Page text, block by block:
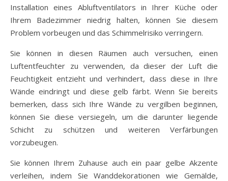
Installation eines Abluftventilators in Ihrer Küche oder
Ihrem Badezimmer niedrig halten, können Sie diesem
Problem vorbeugen und das Schimmelrisiko verringern.
Sie können in diesen Räumen auch versuchen, einen
Luftentfeuchter zu verwenden, da dieser der Luft die
Feuchtigkeit entzieht und verhindert, dass diese in Ihre
Wände eindringt und diese gelb färbt. Wenn Sie bereits
bemerken, dass sich Ihre Wände zu vergilben beginnen,
können Sie diese versiegeln, um die darunter liegende
Schicht zu schützen und weiteren Verfärbungen
vorzubeugen.
Sie können Ihrem Zuhause auch ein paar gelbe Akzente
verleihen, indem Sie Wanddekorationen wie Gemälde,